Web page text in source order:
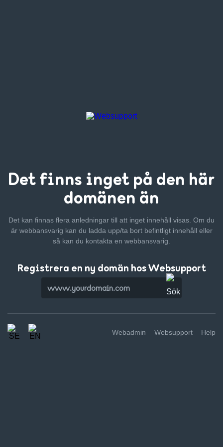
Det finns inget på den här
domänen än
Det kan finnas flera anledningar till att inget innehåll visas. Om du
är webbansvarig kan du ladda upp/ta bort befintligt innehåll eller
så kan du kontakta en webbansvarig.
Registrera en ny domän hos Websupport
Webadmin Websupport Help